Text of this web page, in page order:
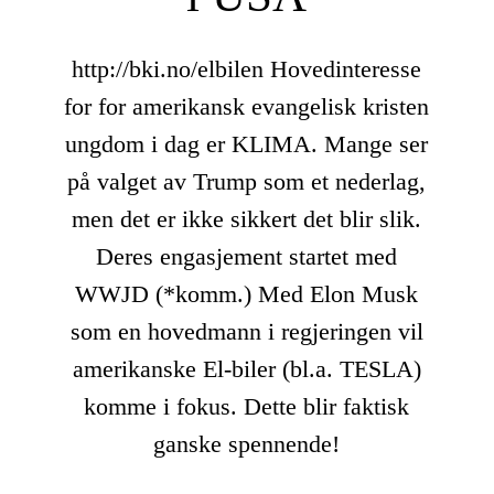
http://bki.no/elbilen Hovedinteresse
for for amerikansk evangelisk kristen
ungdom i dag er KLIMA. Mange ser
på valget av Trump som et nederlag,
men det er ikke sikkert det blir slik.
Deres engasjement startet med
WWJD (*komm.) Med Elon Musk
som en hovedmann i regjeringen vil
amerikanske El-biler (bl.a. TESLA)
komme i fokus. Dette blir faktisk
ganske spennende!